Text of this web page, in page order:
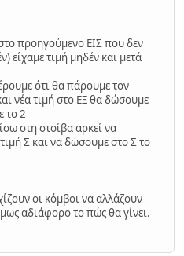
προηγούμενο ΕΙΣ που δεν
είχαμε τιμή μηδέν και μετά
ότι θα πάρουμε τον
νέα τιμή στο ΕΞ θα δώσουμε
το 2
στη στοίβα αρκεί να
Σ και να δώσουμε στο Σ το
οι κόμβοι να αλλάζουν
αδιάφορο το πώς θα γίνει.